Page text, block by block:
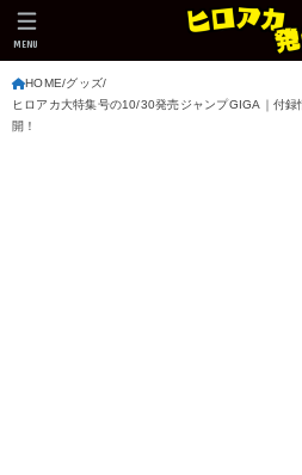
MENU
HOME グッズ
ヒロアカ大特集号の10/30発売ジャンプGIGA｜付
開！